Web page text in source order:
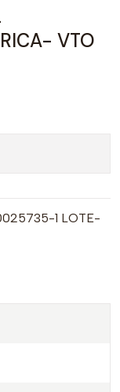
VTO
1 LOTE-